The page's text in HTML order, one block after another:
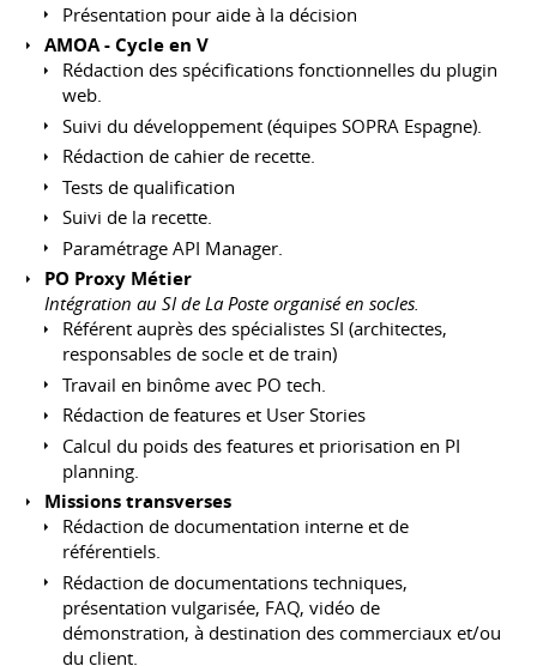
Présentation pour aide à la décision
AMOA - Cycle en V
Rédaction des spécifications fonctionnelles du plugin
web.
Suivi du développement (équipes SOPRA Espagne).
Rédaction de cahier de recette.
Tests de qualification
Suivi de la recette.
Paramétrage API Manager.
PO Proxy Métier
Intégration au SI de La Poste organisé en socles.
Référent auprès des spécialistes SI (architectes,
responsables de socle et de train)
Travail en binôme avec PO tech.
Rédaction de features et User Stories
Calcul du poids des features et priorisation en PI
planning.
Missions transverses
Rédaction de documentation interne et de
référentiels.
Rédaction de documentations techniques,
présentation vulgarisée, FAQ, vidéo de
démonstration, à destination des commerciaux et/ou
du client.